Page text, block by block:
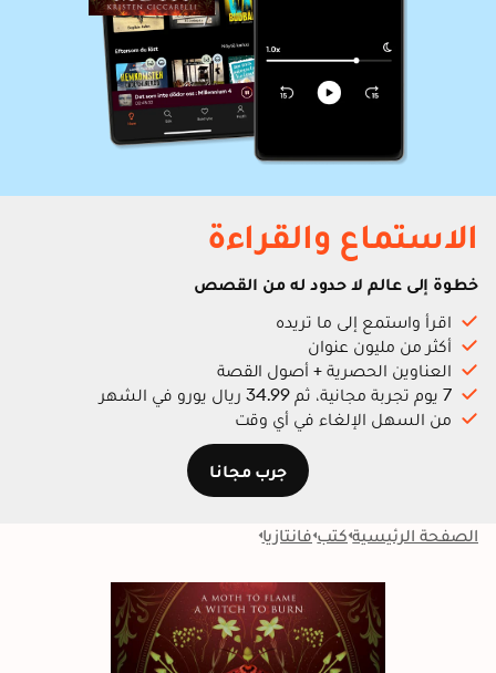
الاستماع والقراءة
خطوة إلى عالم لا حدود له من القصص
اقرأ واستمع إلى ما تريده
أكثر من مليون عنوان
العناوين الحصرية + أصول القصة
7 يوم تجربة مجانية، ثم 34.99 ريال يورو في الشهر
من السهل الإلغاء في أي وقت
جرب مجانا
الصفحة الرئيسية كتب فانتازيا